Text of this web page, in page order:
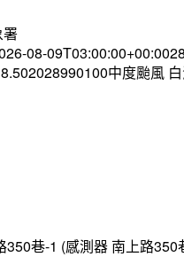
08-
中度颱風
350巷-1 (感測器 南上路